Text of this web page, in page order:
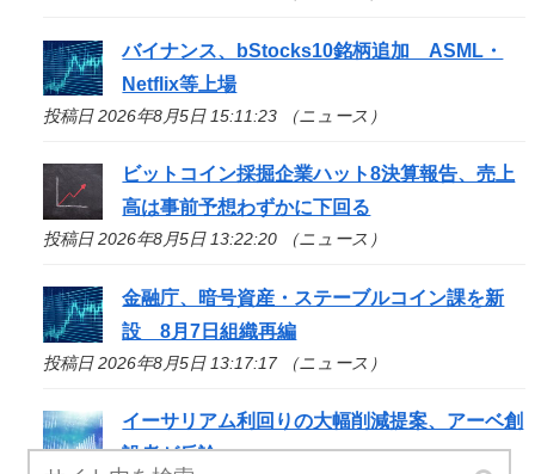
バイナンス、bStocks10銘柄追加 ASML・
Netflix等上場
投稿日 2026年8月5日 15:11:23 （ニュース）
ビットコイン採掘企業ハット8決算報告、売上
高は事前予想わずかに下回る
投稿日 2026年8月5日 13:22:20 （ニュース）
金融庁、暗号資産・ステーブルコイン課を新
設 8月7日組織再編
投稿日 2026年8月5日 13:17:17 （ニュース）
イーサリアム利回りの大幅削減提案、アーベ創
設者が反論